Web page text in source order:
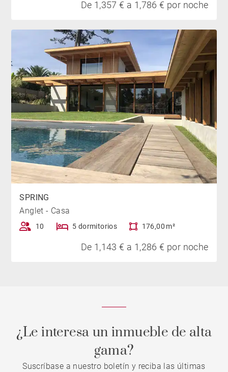
De 1,357 € a 1,786 € por noche
SPRING
Anglet - Casa
10 5 dormitorios 176,00 m²
De 1,143 € a 1,286 € por noche
¿Le interesa un inmueble de alta
gama?
Suscríbase a nuestro boletín y reciba las últimas